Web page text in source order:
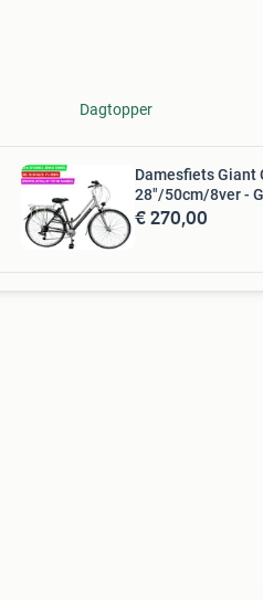
Dagtopper
Damesfiets Giant
28"/50cm/8ver -
€ 270,00